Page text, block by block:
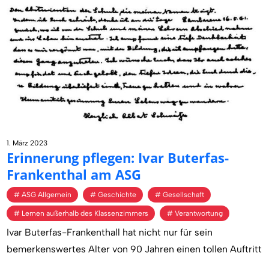
1. März 2023
Er­in­ne­rung pfle­gen: Ivar Bu­ter­fas-
Fran­ken­thal am ASG
ASG Allgemein Geschichte Gesellschaft
Lernen außerhalb des Klassenzimmers Verantwortung
Ivar Buterfas-Frankenthall hat nicht nur für sein
bemerkenswertes Alter von 90 Jahren einen tollen Auftritt